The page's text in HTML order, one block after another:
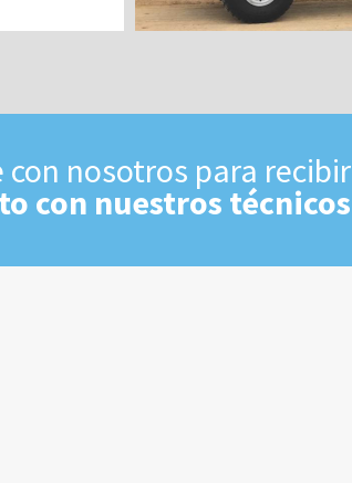
con nosotros para recibir
con nuestros técnicos